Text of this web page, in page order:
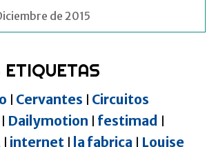
de 2015
ETIQUETAS
Cervantes
Circuitos
Dailymotion festimad
internet la fabrica Louise